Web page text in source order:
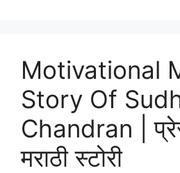
Motivational
Story Of
Chandran |
मराठी स्टोरी